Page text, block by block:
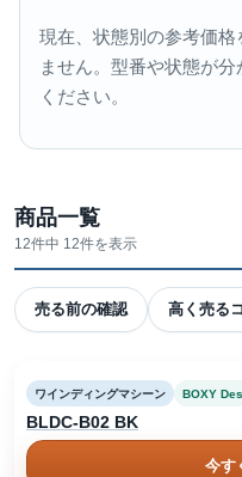
現在、状態別の参考価
ません。型番や状態が
ください。
商品一覧
12件中 12件を表示
売る前の確認 高く売る
ワインディングマシーン BOXY
BLDC-B02 BK
今す